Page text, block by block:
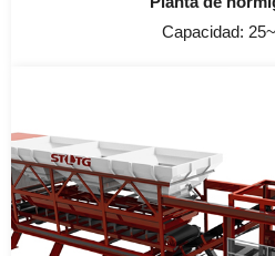
Capacidad: